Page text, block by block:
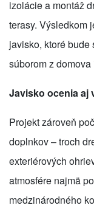
izolácie a montáž
terasy. Výsledkom
javisko, ktoré
súborom z
Javisko ocenia aj
Projekt zároveň
doplnkov – troch
exteriérových
atmosfére najmä
medzinárodného